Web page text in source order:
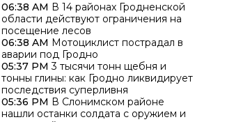
06:38 AM В 14 районах Гродненской
области действуют ограничения на
посещение лесов
06:38 AM Мотоциклист пострадал в
аварии под Гродно
05:37 PM 3 тысячи тонн щебня и
тонны глины: как Гродно ликвидирует
последствия суперливня
05:36 PM В Слонимском районе
нашли останки солдата с оружием и